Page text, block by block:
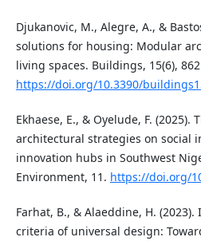
Djukanovic, M., Alegre, A., &
solutions for housing: Modular
living spaces. Buildings, 15(6),
https://doi.org/10.3390/
Ekhaese, E., & Oyelude, F.
architectural strategies on social
innovation hubs in Southwest
Environment, 11. https://doi.org/
Farhat, B., & Alaeddine, H.
criteria of universal design: